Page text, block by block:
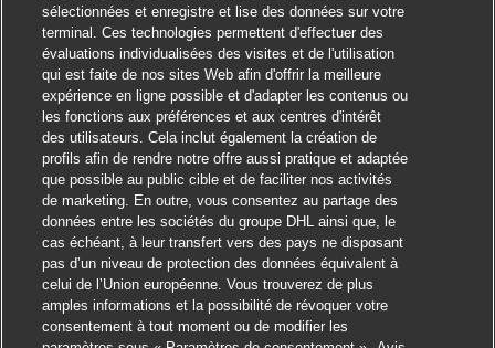
sélectionnées et enregistre et lise des données sur votre
terminal. Ces technologies permettent d'effectuer des
évaluations individualisées des visites et de l'utilisation
qui est faite de nos sites Web afin d'offrir la meilleure
expérience en ligne possible et d'adapter les contenus ou
les fonctions aux préférences et aux centres d'intérêt
des utilisateurs. Cela inclut également la création de
profils afin de rendre notre offre aussi pratique et adaptée
que possible au public cible et de faciliter nos activités
de marketing. En outre, vous consentez au partage des
données entre les sociétés du groupe DHL ainsi que, le
cas échéant, à leur transfert vers des pays ne disposant
pas d’un niveau de protection des données équivalent à
celui de l’Union européenne. Vous trouverez de plus
amples informations et la possibilité de révoquer votre
consentement à tout moment ou de modifier les